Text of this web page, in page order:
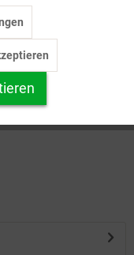
ohne Text ...
Inaktiv